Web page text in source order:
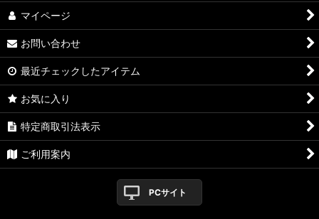
スペーサー
ミラー
インテリア / パネル
ALFA ROMEO > 159
A4
A4 WAGON
マイページ
お問い合わせ
最近チェックしたアイテム
お気に入り
特定商取引法表示
ご利用案内
PCサイト